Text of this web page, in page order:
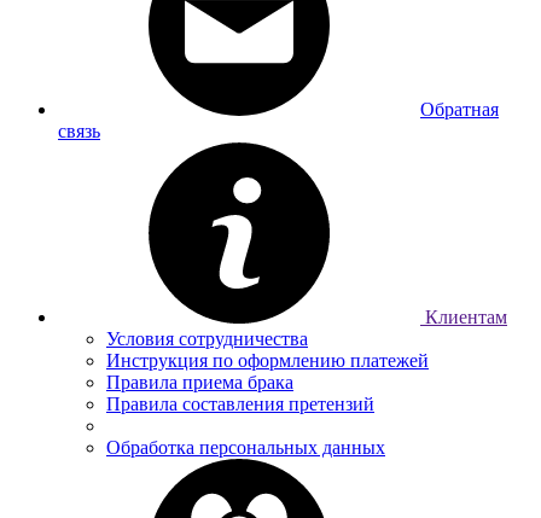
Обратная
связь
Клиентам
Условия сотрудничества
Инструкция по оформлению платежей
Правила приема брака
Правила составления претензий
Обработка персональных данных